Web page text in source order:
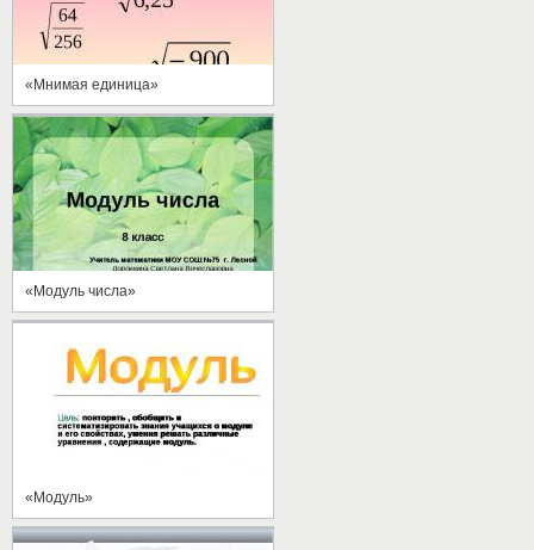
«Мнимая единица»
«Модуль числа»
«Модуль»